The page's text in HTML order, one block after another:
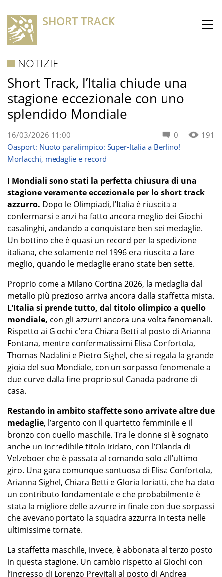
SHORT TRACK
NOTIZIE
Short Track, l’Italia chiude una
stagione eccezionale con uno
splendido Mondiale
0 191
16/03/2026 11:00
Oasport: Nuoto paralimpico: Super-Italia a Berlino!
Morlacchi, medaglie e record
I Mondiali sono stati la perfetta chiusura di una
stagione veramente eccezionale per lo short track
azzurro. Dopo le Olimpiadi, l’Italia è riuscita a
confermarsi e anzi ha fatto ancora meglio dei Giochi
casalinghi, andando a conquistare ben sei medaglie.
Un bottino che è quasi un record per la spedizione
italiana, che solamente nel 1996 era riuscita a fare
meglio, quando le medaglie erano state ben sette.
Proprio come a Milano Cortina 2026, la medaglia dal
metallo più prezioso arriva ancora dalla staffetta mista.
L’Italia si prende tutto, dal titolo olimpico a quello
mondiale, con gli azzurri ancora una volta fenomenali.
Rispetto ai Giochi c’era Chiara Betti al posto di Arianna
Fontana, mentre confermatissimi Elisa Confortola,
Thomas Nadalini e Pietro Sighel, che si regala la grande
gioia del suo Mondiale, con un sorpasso fenomenale a
due curve dalla fine proprio sul Canada padrone di
casa.
Restando in ambito staffette sono arrivate altre due
medaglie, l’argento con il quartetto femminile e il
bronzo con quello maschile. Tra le donne si è sognato
anche un incredibile titolo iridato, con l’Olanda di
Velzeboer che è passata al comando solo all’ultimo
giro. Una gara comunque sontuosa di Elisa Confortola,
Arianna Sighel, Chiara Betti e Gloria Ioriatti, che ha dato
un contributo fondamentale e che probabilmente è
stata la migliore delle azzurre in finale con due sorpassi
che avevano portato la squadra azzurra in testa nelle
ultimissime tornate.
La staffetta maschile, invece, è abbonata al terzo posto
in questa stagione. Un cambio rispetto ai Giochi con
l’ingresso di Lorenzo Previtali al posto di Andrea